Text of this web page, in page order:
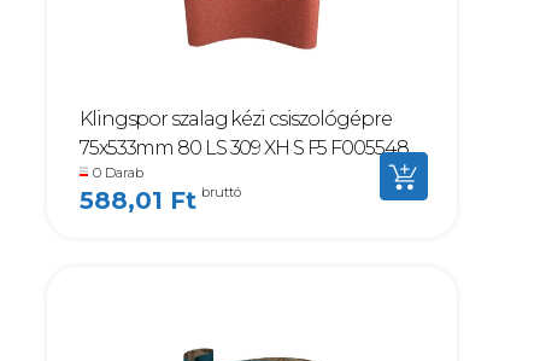
Klingspor szalag kézi csiszológépre
75x533mm 80 LS 309 XH S F5 F005548
0 Darab
588,01 Ft bruttó